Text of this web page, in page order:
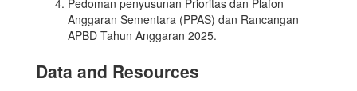
Pedoman penyusunan Prioritas dan Plafon
Anggaran Sementara (PPAS) dan Rancangan
APBD Tahun Anggaran 2025.
Data and Resources